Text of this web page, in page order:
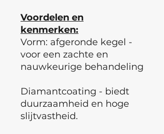
Voordelen en
kenmerken:
Vorm: afgeronde kegel -
voor een zachte en
nauwkeurige behandeling
Diamantcoating - biedt
duurzaamheid en hoge
slijtvastheid.